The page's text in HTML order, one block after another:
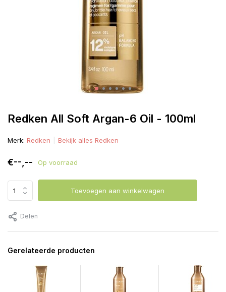
Redken All Soft Argan-6 Oil - 100ml
Merk: Redken Bekijk alles Redken
€--,-- Op voorraad
Toevoegen aan winkelwagen
Delen
Gerelateerde producten